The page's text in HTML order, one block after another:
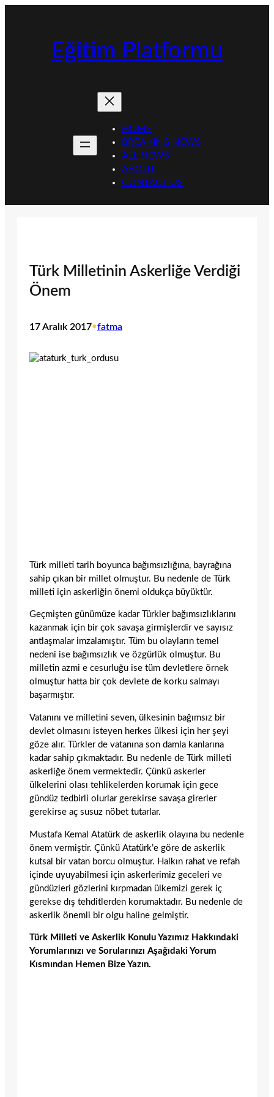
Eğitim Platformu
HOME
BREAKING NEWS
ALL NEWS
ABOUT
CONTACT US
Türk Milletinin Askerliğe Verdiği
Önem
17 Aralık 2017•fatma
Türk milleti tarih boyunca bağımsızlığına, bayrağına
sahip çıkan bir millet olmuştur. Bu nedenle de Türk
milleti için askerliğin önemi oldukça büyüktür.
Geçmişten günümüze kadar Türkler bağımsızlıklarını
kazanmak için bir çok savaşa girmişlerdir ve sayısız
antlaşmalar imzalamıştır. Tüm bu olayların temel
nedeni ise bağımsızlık ve özgürlük olmuştur. Bu
milletin azmi e cesurluğu ise tüm devletlere örnek
olmuştur hatta bir çok devlete de korku salmayı
başarmıştır.
Vatanını ve milletini seven, ülkesinin bağımsız bir
devlet olmasını isteyen herkes ülkesi için her şeyi
göze alır. Türkler de vatanına son damla kanlarına
kadar sahip çıkmaktadır. Bu nedenle de Türk milleti
askerliğe önem vermektedir. Çünkü askerler
ülkelerini olası tehlikelerden korumak için gece
gündüz tedbirli olurlar gerekirse savaşa girerler
gerekirse aç susuz nöbet tutarlar.
Mustafa Kemal Atatürk de askerlik olayına bu nedenle
önem vermiştir. Çünkü Atatürk’e göre de askerlik
kutsal bir vatan borcu olmuştur. Halkın rahat ve refah
içinde uyuyabilmesi için askerlerimiz geceleri ve
gündüzleri gözlerini kırpmadan ülkemizi gerek iç
gerekse dış tehditlerden korumaktadır. Bu nedenle de
askerlik önemli bir olgu haline gelmiştir.
Türk Milleti ve Askerlik Konulu Yazımız Hakkındaki
Yorumlarınızı ve Sorularınızı Aşağıdaki Yorum
Kısmından Hemen Bize Yazın.